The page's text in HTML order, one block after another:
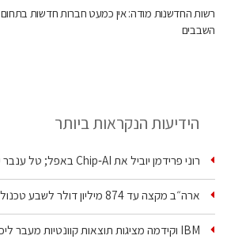
רשות החדשנות מודה: אין כמעט חברות חדשות בתחום
השבבים
הידיעות הנקראות ביותר
רוני פרידמן יוביל את Chip‑AI באפל; טל ענבר ינהל את…
ארה״ב מקצה עד 874 מיליון דולר לשבע טכנולוגיות שבבים…
IBM וקידמה מציגות תוצאות קוונטיות מעבר ליכולת…